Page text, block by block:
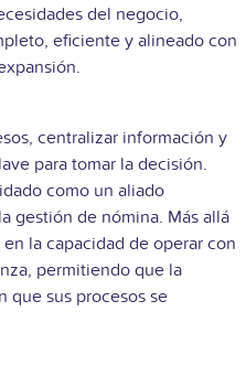
del negocio,
eficiente y alineado con
centralizar información y
para tomar la decisión.
como un aliado
gestión de nómina. Más allá
la capacidad de operar con
permitiendo que la
que sus procesos se